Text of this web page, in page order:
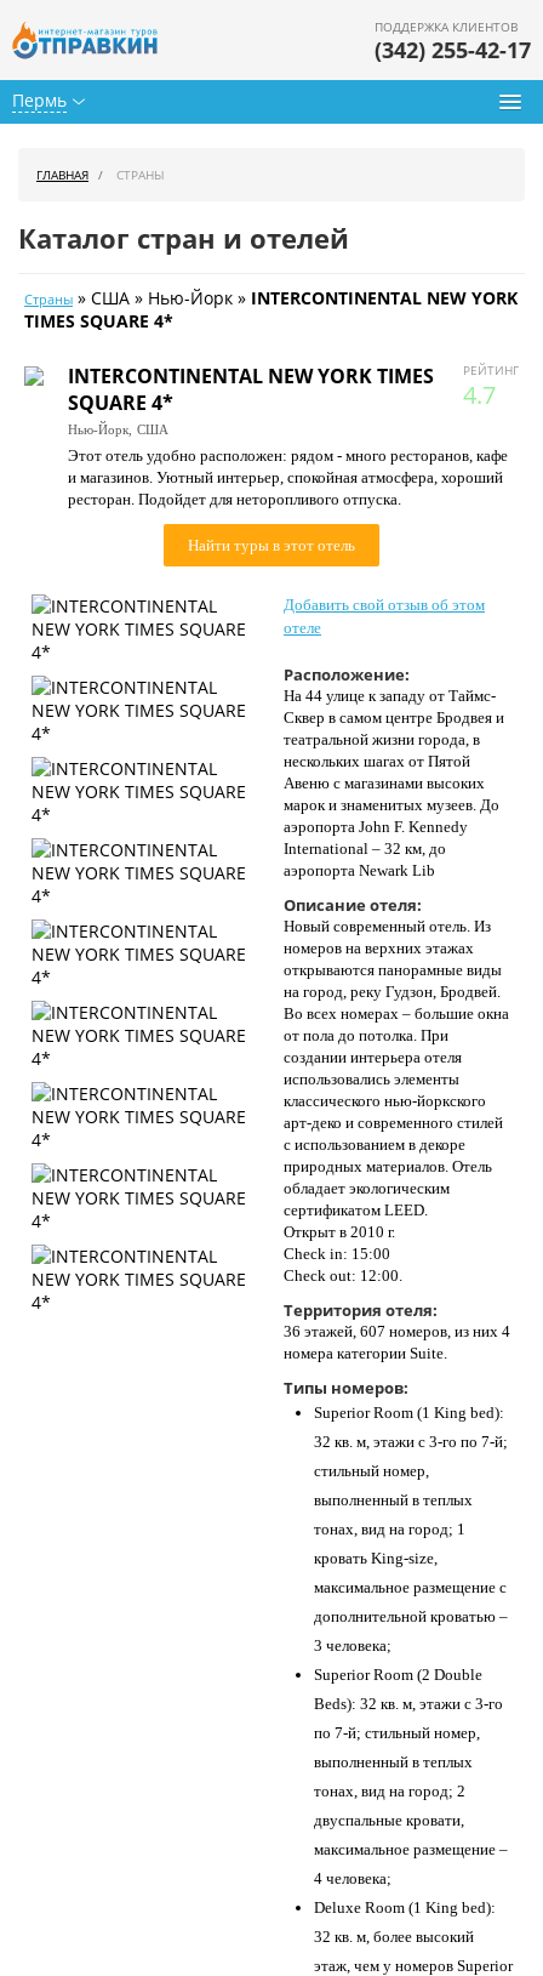
Пермь
ПОДДЕРЖКА КЛИЕНТОВ
(342) 255-42-17
Календарь туров
Цены дня
Страны
Как купить
О нас
ГЛАВНАЯ СТРАНЫ
Каталог стран и отелей
Страны » США » Нью-Йорк » INTERCONTINENTAL NEW YORK
TIMES SQUARE 4*
РЕЙТИНГ
4.7
INTERCONTINENTAL NEW YORK TIMES
SQUARE 4*
Нью-Йорк, США
Этот отель удобно расположен: рядом - много ресторанов, кафе
и магазинов. Уютный интерьер, спокойная атмосфера, хороший
ресторан. Подойдет для неторопливого отпуска.
Найти туры в этот отель
Добавить свой отзыв об этом
отеле
Расположение:
На 44 улице к западу от Таймс-
Сквер в самом центре Бродвея и
театральной жизни города, в
нескольких шагах от Пятой
Авеню с магазинами высоких
марок и знаменитых музеев. До
аэропорта John F. Kennedy
International – 32 км, до
аэропорта Newark Lib
Описание отеля:
Новый современный отель. Из
номеров на верхних этажах
открываются панорамные виды
на город, реку Гудзон, Бродвей.
Во всех номерах – большие окна
от пола до потолка. При
создании интерьера отеля
использовались элементы
классического нью-йоркского
арт-деко и современного стилей
с использованием в декоре
природных материалов. Отель
обладает экологическим
сертификатом LEED.
Открыт в 2010 г.
Check in: 15:00
Check out: 12:00.
Территория отеля:
36 этажей, 607 номеров, из них 4
номера категории Suite.
Типы номеров:
Superior Room (1 King bed):
32 кв. м, этажи с 3-го по 7-й;
стильный номер,
выполненный в теплых
тонах, вид на город; 1
кровать King-size,
максимальное размещение с
дополнительной кроватью –
3 человека;
Superior Room (2 Double
Beds): 32 кв. м, этажи с 3-го
по 7-й; стильный номер,
выполненный в теплых
тонах, вид на город; 2
двуспальные кровати,
максимальное размещение –
4 человека;
Deluxe Room (1 King bed):
32 кв. м, более высокий
этаж, чем у номеров Superior